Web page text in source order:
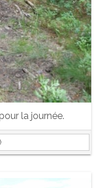
la journée.